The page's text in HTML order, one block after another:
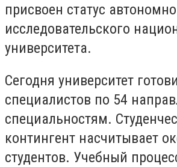
присвоен статус
исследовательского
университета.
Сегодня университет
специалистов по 54
специальностям.
контингент насчитывает
студентов. Учебный